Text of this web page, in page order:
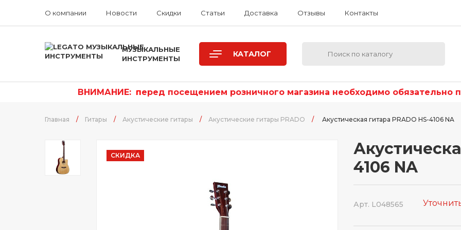
О компании Новости Скидки Статьи Доставка Отзывы Контакты
МУЗЫКАЛЬНЫЕ
ИНСТРУМЕНТЫ
КАТАЛОГ
ВНИМАНИЕ: перед посещением розничного магазина необходимо обязательно
Главная / Гитары / Акустические гитары / Акустические гитары PRADO / Акустическая гитара PRADO HS-4106 NA
СКИДКА
4106 NA
Арт. L048565